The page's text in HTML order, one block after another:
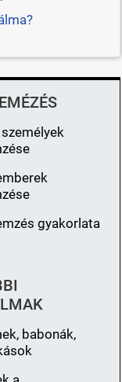
gyakorlata
babonák,